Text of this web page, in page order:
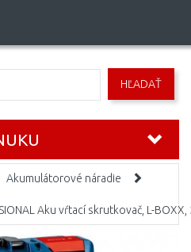
HĽADAŤ
Akumulátorové náradie
Aku vŕtací skrutkovač, L-